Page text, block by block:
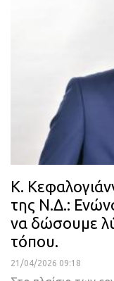
Κ.
της Ν.Δ.:
να δώσουμε
τόπου.
21/04/2026 09:18